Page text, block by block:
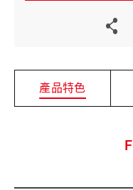
產品特色